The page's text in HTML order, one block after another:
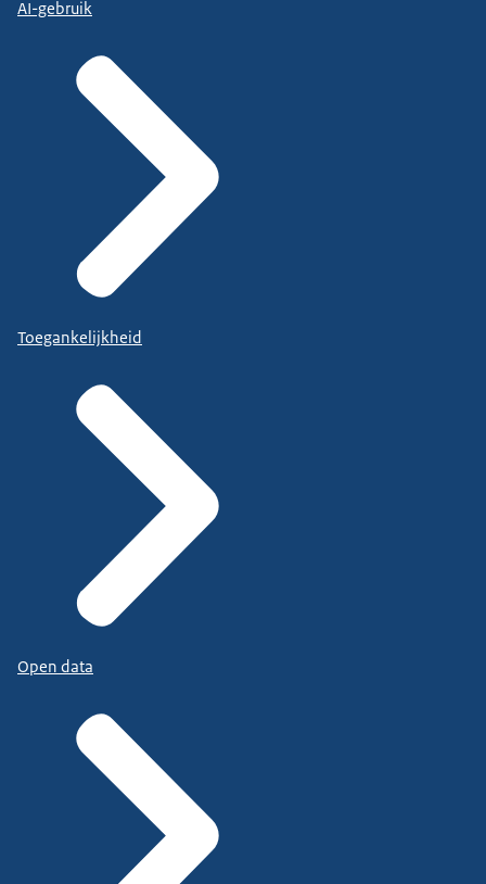
AI-gebruik
Toegankelijkheid
Open data